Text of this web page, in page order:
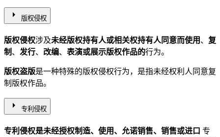
arrow_right 版权侵权
版权侵权涉及未经版权持有人或相关权持有人同意而使用 、 复
制 、 发行、 改编、 表演或展示版权作品的行为。
版权盗版是一种特殊的版权侵权行为，是指未经权利人同意复
制版权作品。
arrow_right 专利侵权
专利侵权是未经授权制造、使用、允诺销售、销售或进口 专